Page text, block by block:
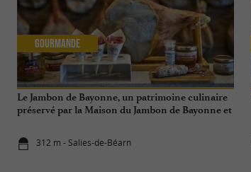
Le Jambon de Bayonne, un patrimoine culinaire
préservé par la Maison du Jambon de Bayonne et
312 m - Salies-de-Béarn
Gourmande